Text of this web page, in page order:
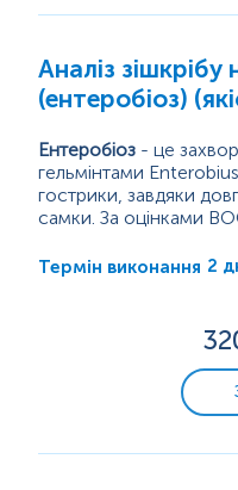
Імунологічні
Алергологічні
Маркери
Пренатальна
Генетичні
Бактеріологічні
Аналіз зішкрібу
(ентеробіоз)
Ентеробіоз - це
гельмінтами
гострики, завдяки
самки. За оцінками
найпоширенішим з
розміщується в
анального отвору,...
Термін виконання 2